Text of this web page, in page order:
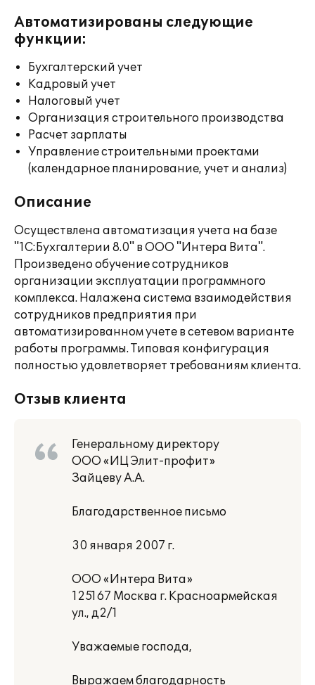
Автоматизированы следующие
функции:
Бухгалтерский учет
Кадровый учет
Налоговый учет
Организация строительного производства
Расчет зарплаты
Управление строительными проектами
(календарное планирование, учет и анализ)
Описание
Осуществлена автоматизация учета на базе
"1С:Бухгалтерии 8.0" в ООО "Интера Вита".
Произведено обучение сотрудников
организации эксплуатации программного
комплекса. Налажена система взаимодействия
сотрудников предприятия при
автоматизированном учете в сетевом варианте
работы программы. Типовая конфигурация
полностью удовлетворяет требованиям клиента.
Отзыв клиента
Генеральному директору
ООО «ИЦ Элит-профит»
Зайцеву А.А.
Благодарственное письмо
30 января 2007 г.
ООО «Интера Вита»
125167 Москва г. Красноармейская
ул., д2/1
Уважаемые господа,
Выражаем благодарность